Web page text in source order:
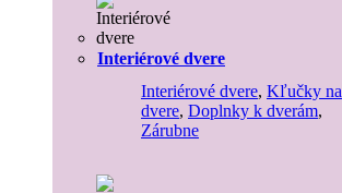
Interiérové dvere
Interiérové dvere, Kľučky na
dvere, Doplnky k dverám,
Zárubne